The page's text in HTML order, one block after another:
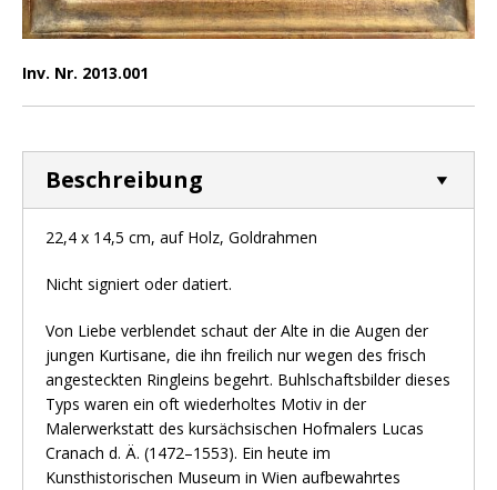
Inv. Nr. 2013.001
Beschreibung
22,4 x 14,5 cm, auf Holz, Goldrahmen
Nicht signiert oder datiert.
Von Liebe verblendet schaut der Alte in die Augen der
jungen Kurtisane, die ihn freilich nur wegen des frisch
angesteckten Ringleins begehrt. Buhlschaftsbilder dieses
Typs waren ein oft wiederholtes Motiv in der
Malerwerkstatt des kursächsischen Hofmalers Lucas
Cranach d. Ä. (1472–1553). Ein heute im
Kunsthistorischen Museum in Wien aufbewahrtes